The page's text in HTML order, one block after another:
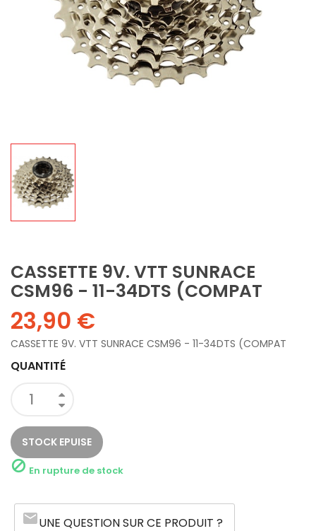
CASSETTE 9V. VTT SUNRACE
CSM96 - 11-34DTS (COMPAT
23,90 €
CASSETTE 9V. VTT SUNRACE CSM96 - 11-34DTS (COMPAT
QUANTITÉ
STOCK EPUISE
 En rupture de stock
emailUNE QUESTION SUR CE PRODUIT ?